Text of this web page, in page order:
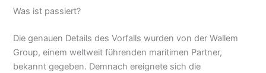
Was ist passiert?
Die genauen Details des Vorfalls wurden von der Wallem
Group, einem weltweit führenden maritimen Partner,
bekannt gegeben. Demnach ereignete sich die